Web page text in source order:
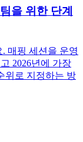
을 위한 단계
매핑 세션을 운영
2026년에 가장
위로 지정하는 방